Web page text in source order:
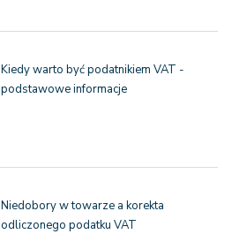
Kiedy warto być podatnikiem VAT -
podstawowe informacje
Niedobory w towarze a korekta
odliczonego podatku VAT